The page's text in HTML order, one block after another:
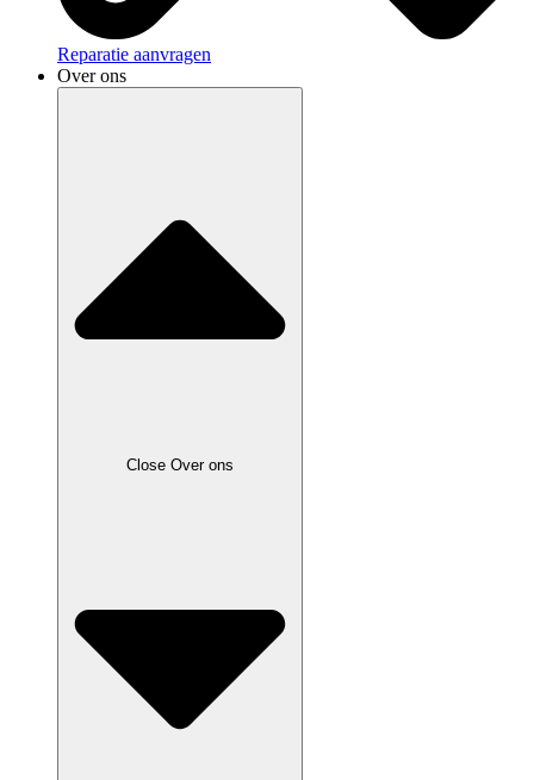
Reparatie aanvragen
Over ons
Close Over ons